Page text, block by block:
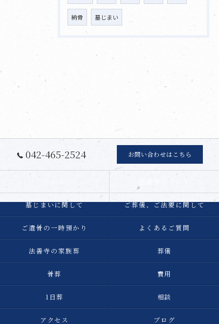
納骨 墓じまい
042-465-2524 お問い合わせはこちら
墓じまいに関して ご葬儀、ご法要に関して
ご遺骨の一時預かり よくあるご質問
法善寺の家族葬 葬儀
骨葬 費用
1日葬 相談
アクセス ブログ